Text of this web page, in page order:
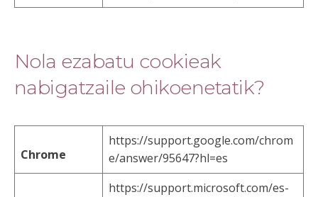
Nola ezabatu cookieak
nabigatzaile ohikoenetatik?
Chrome
https://support.google.com/chrom
e/answer/95647?hl=es
https://support.microsoft.com/es-